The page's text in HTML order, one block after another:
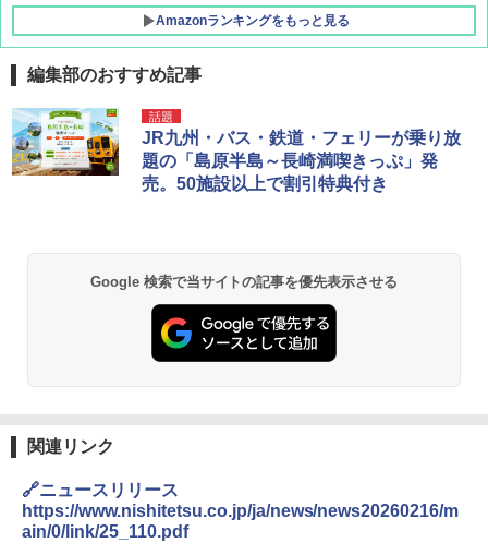
Amazonランキングをもっと見る
[キャンパーズコレクション 山善] ポップアッ
プテント 傘みたいに広げて畳める パッとサ
ッとサンシェード キューブ フルクローズ メ
ッシュ 簡単設置 ワンタッチテント キャンプ
&ハイキング カーキ PATC-150(KH)
PYKES PEAK (パイクスピーク) 着替えテン
ト プライバシー テント 【中が透けない】 1
人用 折りたたみ 防災グッズ 災害用トイレ ビ
ーチ ピクニック ポップアップテント 携帯 簡
易 トイレテント (ブラック)
テント ワンタッチ RENEW 幅200 2-3人用 43
500002(88859)
￥5,999
BUNDOK(バンドック)ソロ ドーム 1 EX BDK
-08EX カーキ ソロキャンプ ポリエステル フ
レーム テント
￥14,800
GRANDOOR ステンレス保冷剤 2個セット 2
コンパクト 保冷力長持ち
￥2,980
DEWEL パラソル 大型 ビーチ アウトドアパ
￥6,999
編集部のおすすめ記事
話題
JR九州・バス・鉄道・フェリーが乗り放
題の「島原半島～長崎満喫きっぷ」発
売。50施設以上で割引特典付き
Google 検索で当サイトの記事を優先表示させる
関連リンク
🔗ニュースリリース
https://www.nishitetsu.co.jp/ja/news/news20260216/m
ain/0/link/25_110.pdf